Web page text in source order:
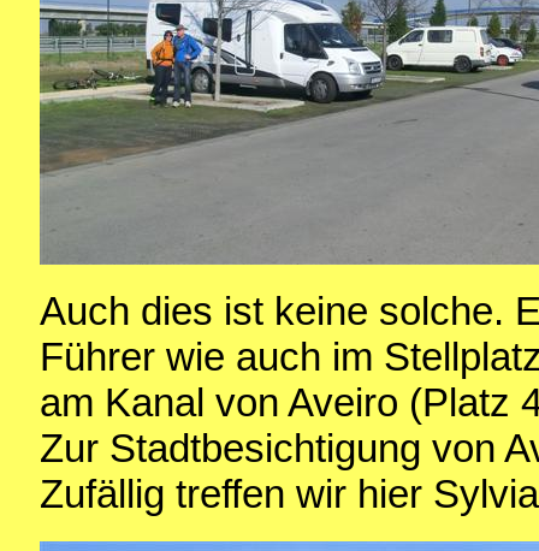
Auch dies ist keine solche.
Führer wie auch im
am Kanal von Aveiro (Platz
Zur Stadtbesichtigung von
Zufällig treffen wir hier